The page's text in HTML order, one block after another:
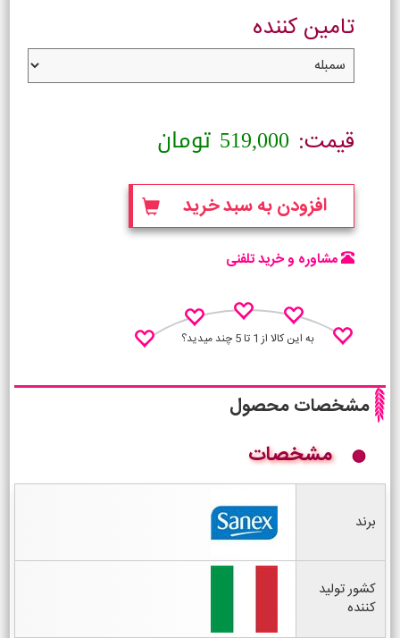
تامین کننده
قیمت: 519,000 تومان
افزودن به سبد خرید
مشاوره و خرید تلفنی
به این کالا از 1 تا 5 چند میدید؟
مشخصات محصول
مشخصات
برند
کشور تولید
کننده